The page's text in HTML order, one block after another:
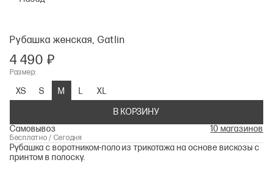
Рубашка женская, Gatlin
4 490 ₽
Размер:
XS S M L
XL
В КОРЗИНУ
Самовывоз
10 магазинов
Бесплатно / Сегодня
Рубашка с воротником-поло из трикотажа на основе вискозы с
принтом в полоску.